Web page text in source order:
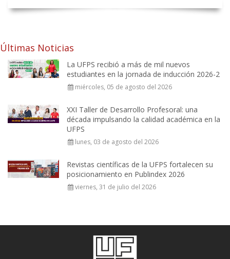
Últimas Noticias
La UFPS recibió a más de mil nuevos
estudiantes en la jornada de inducción 2026-2
miércoles, 05 de agosto del 2026
XXI Taller de Desarrollo Profesoral: una
década impulsando la calidad académica en la
UFPS
lunes, 03 de agosto del 2026
Revistas científicas de la UFPS fortalecen su
posicionamiento en Publindex 2026
viernes, 31 de julio del 2026